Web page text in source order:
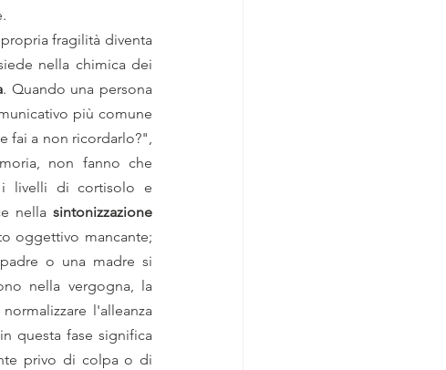
fragilità diventa
nella chimica dei
. Quando una persona
più comune
fai a non ricordarlo?",
non fanno che
i livelli di cortisolo e
nella sintonizzazione
oggettivo mancante;
o una madre si
nella vergogna, la
l'alleanza
questa fase significa
privo di colpa o di